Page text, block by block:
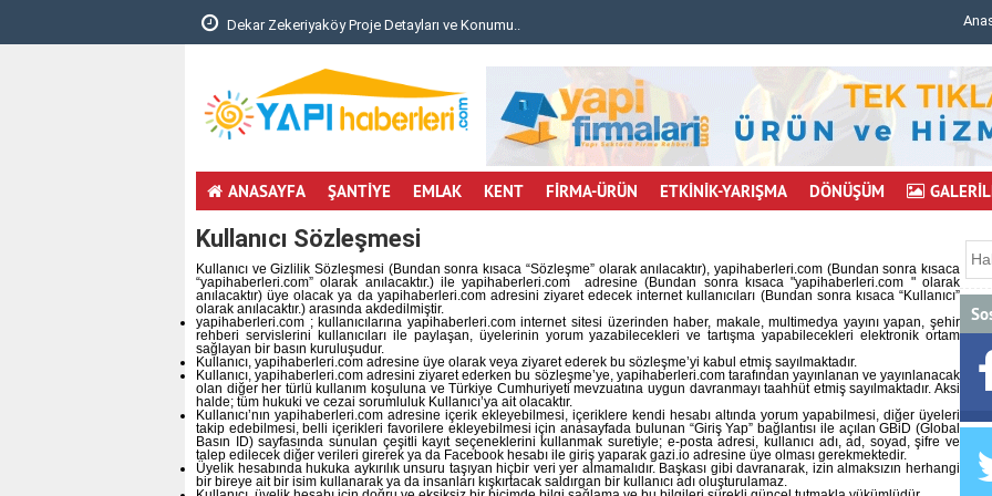
Dekar Zekeriyaköy Proje Detayları ve Konumu..
ANASAYFA ŞANTİYE EMLAK KENT FİRMA-ÜRÜN ETKİNİK-YARIŞMA DÖNÜŞÜM
Kullanıcı Sözleşmesi
Kullanıcı ve Gizlilik Sözleşmesi (Bundan sonra kısaca “Sözleşme” olarak anılacaktır), yapihaberleri.com (Bundan sonra kısaca
“yapihaberleri.com” olarak anılacaktır.) ile yapihaberleri.com adresine (Bundan sonra kısaca "yapihaberleri.com " olarak
anılacaktır) üye olacak ya da yapihaberleri.com adresini ziyaret edecek internet kullanıcıları (Bundan sonra kısaca “Kullanıcı”
olarak anılacaktır.) arasında akdedilmiştir.
yapihaberleri.com ; kullanıcılarına yapihaberleri.com internet sitesi üzerinden haber, makale, multimedya yayını yapan, şehir
rehberi servislerini kullanıcıları ile paylaşan, üyelerinin yorum yazabilecekleri ve tartışma yapabilecekleri elektronik ortam
sağlayan bir basın kuruluşudur.
Kullanıcı, yapihaberleri.com adresine üye olarak veya ziyaret ederek bu sözleşme’yi kabul etmiş sayılmaktadır.
Kullanıcı, yapihaberleri.com adresini ziyaret ederken bu sözleşme’ye, yapihaberleri.com tarafından yayınlanan ve yayınlanacak
olan diğer her türlü kullanım koşuluna ve Türkiye Cumhuriyeti mevzuatına uygun davranmayı taahhüt etmiş sayılmaktadır. Aksi
halde; tüm hukuki ve cezai sorumluluk Kullanıcı’ya ait olacaktır.
Kullanıcı’nın yapihaberleri.com adresine içerik ekleyebilmesi, içeriklere kendi hesabı altında yorum yapabilmesi, diğer üyeleri
takip edebilmesi, belli içerikleri favorilere ekleyebilmesi için anasayfada bulunan “Giriş Yap” bağlantısı ile açılan GBiD (Global
Basın ID) sayfasında sunulan çeşitli kayıt seçeneklerini kullanmak suretiyle; e-posta adresi, kullanıcı adı, ad, soyad, şifre ve
talep edilecek diğer verileri girerek ya da Facebook hesabı ile giriş yaparak gazi.io adresine üye olması gerekmektedir.
Üyelik hesabında hukuka aykırılık unsuru taşıyan hiçbir veri yer almamalıdır. Başkası gibi davranarak, izin almaksızın herhangi
bir bireye ait bir isim kullanarak ya da insanları kışkırtacak saldırgan bir kullanıcı adı oluşturulamaz.